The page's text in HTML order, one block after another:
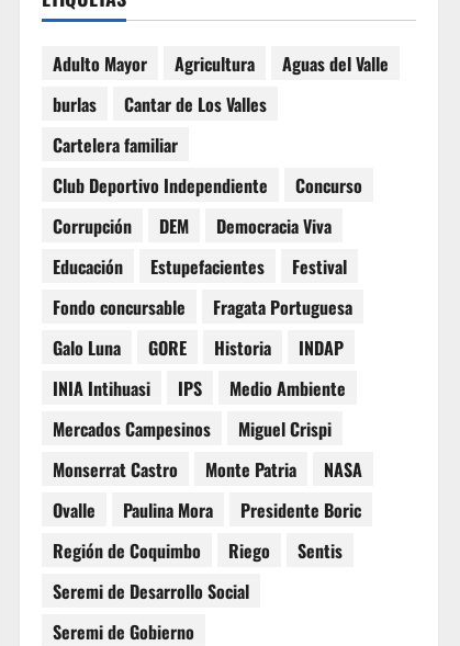
Adulto Mayor Agricultura
Aguas del Valle
burlas
Cantar de Los Valles
Cartelera familiar
Club Deportivo Independiente
Concurso
Corrupción
DEM
Democracia Viva
Educación
Estupefacientes
Festival
Fondo concursable
Fragata Portuguesa
Galo Luna
GORE Historia
INDAP
INIA Intihuasi
IPS
Medio Ambiente
Mercados Campesinos
Miguel Crispi
Monserrat Castro
Monte Patria
NASA
Ovalle
Paulina Mora
Presidente Boric
Región de Coquimbo
Riego
Sentis
Seremi de Desarrollo Social
Seremi de Gobierno